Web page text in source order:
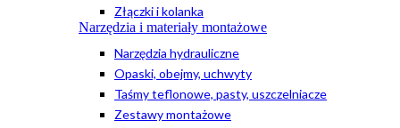
Złączki i kolanka
Narzędzia i materiały montażowe
Narzędzia hydrauliczne
Opaski, obejmy, uchwyty
Taśmy teflonowe, pasty, uszczelniacze
Zestawy montażowe